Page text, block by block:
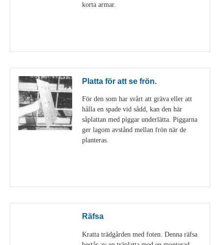
korta armar.
Platta för att se frön.
För den som har svårt att gräva eller att
hålla en spade vid sådd, kan den här
såplattan med piggar underlätta. Piggarna
ger lagom avstånd mellan frön när de
planteras.
Räfsa
Kratta trädgården med foten. Denna räfsa